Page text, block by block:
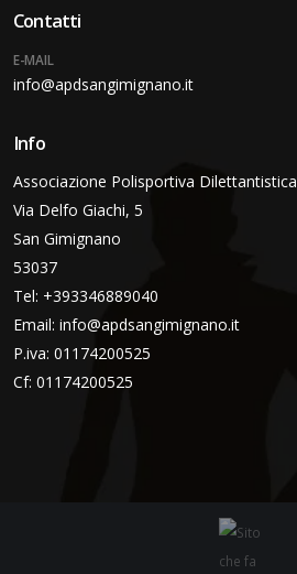
Contatti
E-MAIL
info@apdsangimignano.it
Info
Associazione Polisportiva Dilettantistica
Via Delfo Giachi, 5
San Gimignano
53037
Tel: +393346889040
Email: info@apdsangimignano.it
P.iva: 01174200525
Cf: 01174200525